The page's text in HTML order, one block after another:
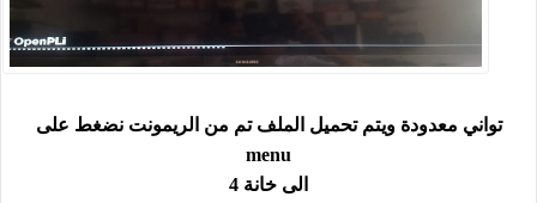
تواني معدودة ويتم تحميل الملف تم من الريمونت نضغط على
menu
الى خانة 4